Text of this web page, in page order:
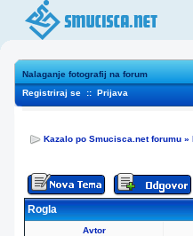
Nalaganje fotografij na forum
Registriraj se :: Prijava
Kazalo po Smucisca.net forumu »
Rogla
Avtor